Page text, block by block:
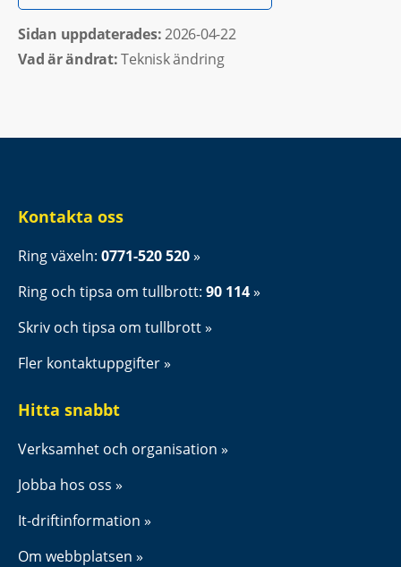
Sidan uppdaterades: 2026-04-22
Vad är ändrat:Teknisk ändring
Kontakta oss
Ring växeln: 0771-520 520
Ring och tipsa om tullbrott: 90 114
Skriv och tipsa om tullbrott
Fler kontaktuppgifter
Hitta snabbt
Verksamhet och organisation
Jobba hos oss
It-driftinformation
Om webbplatsen